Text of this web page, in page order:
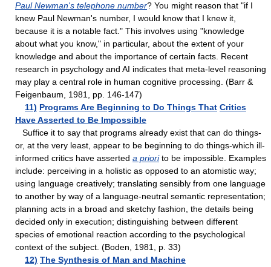
Paul Newman's telephone number? You might reason that "if I
knew Paul Newman's number, I would know that I knew it,
because it is a notable fact." This involves using "knowledge
about what you know," in particular, about the extent of your
knowledge and about the importance of certain facts. Recent
research in psychology and AI indicates that meta-level reasoning
may play a central role in human cognitive processing. (Barr &
Feigenbaum, 1981, pp. 146-147)
11) Programs Are Beginning to Do Things That Critics
Have Asserted to Be Impossible
Suffice it to say that programs already exist that can do things-
or, at the very least, appear to be beginning to do things-which ill-
informed critics have asserted a priorito be impossible. Examples
include: perceiving in a holistic as opposed to an atomistic way;
using language creatively; translating sensibly from one language
to another by way of a language-neutral semantic representation;
planning acts in a broad and sketchy fashion, the details being
decided only in execution; distinguishing between different
species of emotional reaction according to the psychological
context of the subject. (Boden, 1981, p. 33)
12) The Synthesis of Man and Machine